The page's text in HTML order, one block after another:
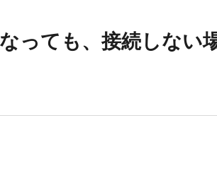
っても、接続しない